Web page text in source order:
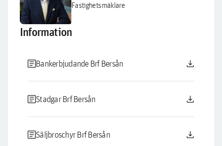
Fastighetsmäklare
Information
articleBankerbjudande Brf Bersån download
articleStadgar Brf Bersån download
articleSäljbroschyr Brf Bersån download